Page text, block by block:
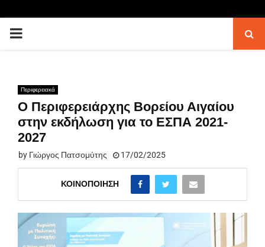
PRIMARY
Περιφερειακά
Ο Περιφερειάρχης Βορείου Αιγαίου
στην εκδήλωση για το ΕΣΠΑ 2021-
2027
by Γιώργος Πατσομύτης 17/02/2025
ΚΟΙΝΟΠΟΊΗΣΗ